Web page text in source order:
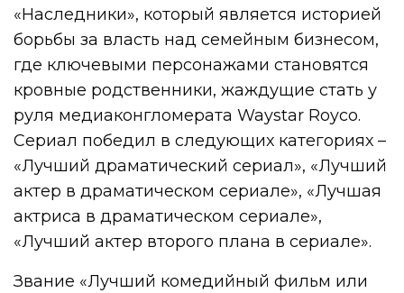
«Наследники», который является историей
борьбы за власть над семейным бизнесом,
где ключевыми персонажами становятся
кровные родственники, жаждущие стать у
руля медиаконгломерата Waystar Royco.
Сериал победил в следующих категориях –
«Лучший драматический сериал», «Лучший
актер в драматическом сериале», «Лучшая
актриса в драматическом сериале»,
«Лучший актер второго плана в сериале».
Звание «Лучший комедийный фильм или